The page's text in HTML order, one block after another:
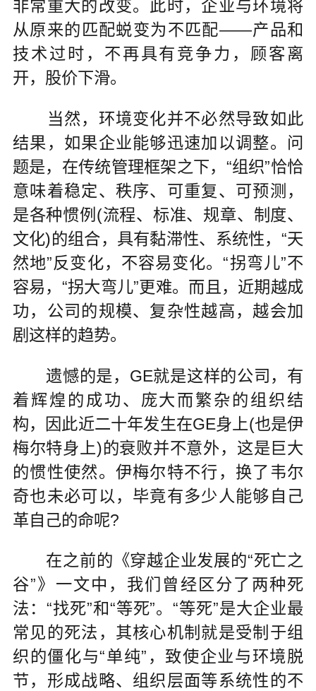
非常重大的改变。此时，企业与环境将
从原来的匹配蜕变为不匹配——产品和
技术过时，不再具有竞争力，顾客离
开，股价下滑。
当然，环境变化并不必然导致如此
结果，如果企业能够迅速加以调整。问
题是，在传统管理框架之下，“组织”恰恰
意味着稳定、秩序、可重复、可预测，
是各种惯例(流程、标准、规章、制度、
文化)的组合，具有黏滞性、系统性，“天
然地”反变化，不容易变化。“拐弯儿”不
容易，“拐大弯儿”更难。而且，近期越成
功，公司的规模、复杂性越高，越会加
剧这样的趋势。
遗憾的是，GE就是这样的公司，有
着辉煌的成功、庞大而繁杂的组织结
构，因此近二十年发生在GE身上(也是伊
梅尔特身上)的衰败并不意外，这是巨大
的惯性使然。伊梅尔特不行，换了韦尔
奇也未必可以，毕竟有多少人能够自己
革自己的命呢?
在之前的《穿越企业发展的“死亡之
谷”》一文中，我们曾经区分了两种死
法：“找死”和“等死”。“等死”是大企业最
常见的死法，其核心机制就是受制于组
织的僵化与“单纯”，致使企业与环境脱
节，形成战略、组织层面等系统性的不